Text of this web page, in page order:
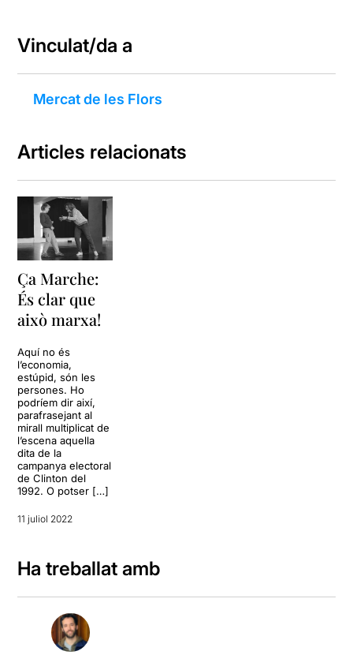
Vinculat/da a
Mercat de les Flors
Articles relacionats
Ça Marche:
És clar que
això marxa!
Aquí no és
l’economia,
estúpid, són les
persones. Ho
podríem dir així,
parafrasejant al
mirall multiplicat de
l’escena aquella
dita de la
campanya electoral
de Clinton del
1992. O potser […]
11 juliol 2022
Ha treballat amb